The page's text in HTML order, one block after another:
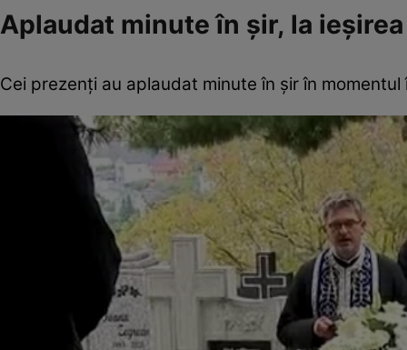
Aplaudat minute în șir, la
Cei prezenți au aplaudat minute în șir în